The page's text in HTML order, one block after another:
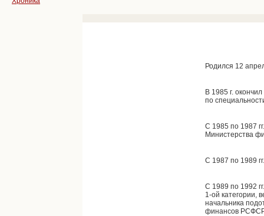
Родился 12
В 1985 г.
по
С 1985 по 1987
Министерства
С 1987 по 1989
С 1989 по 1992
1-ой категории,
начальника
финансов